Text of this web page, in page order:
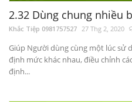
2.32 Dùng chung nhiều
Khắc Tiệp 0981757527 27 Thg 2, 2020
Giúp Người dùng cùng một lúc sử
định mức khác nhau, điều chỉnh
định...